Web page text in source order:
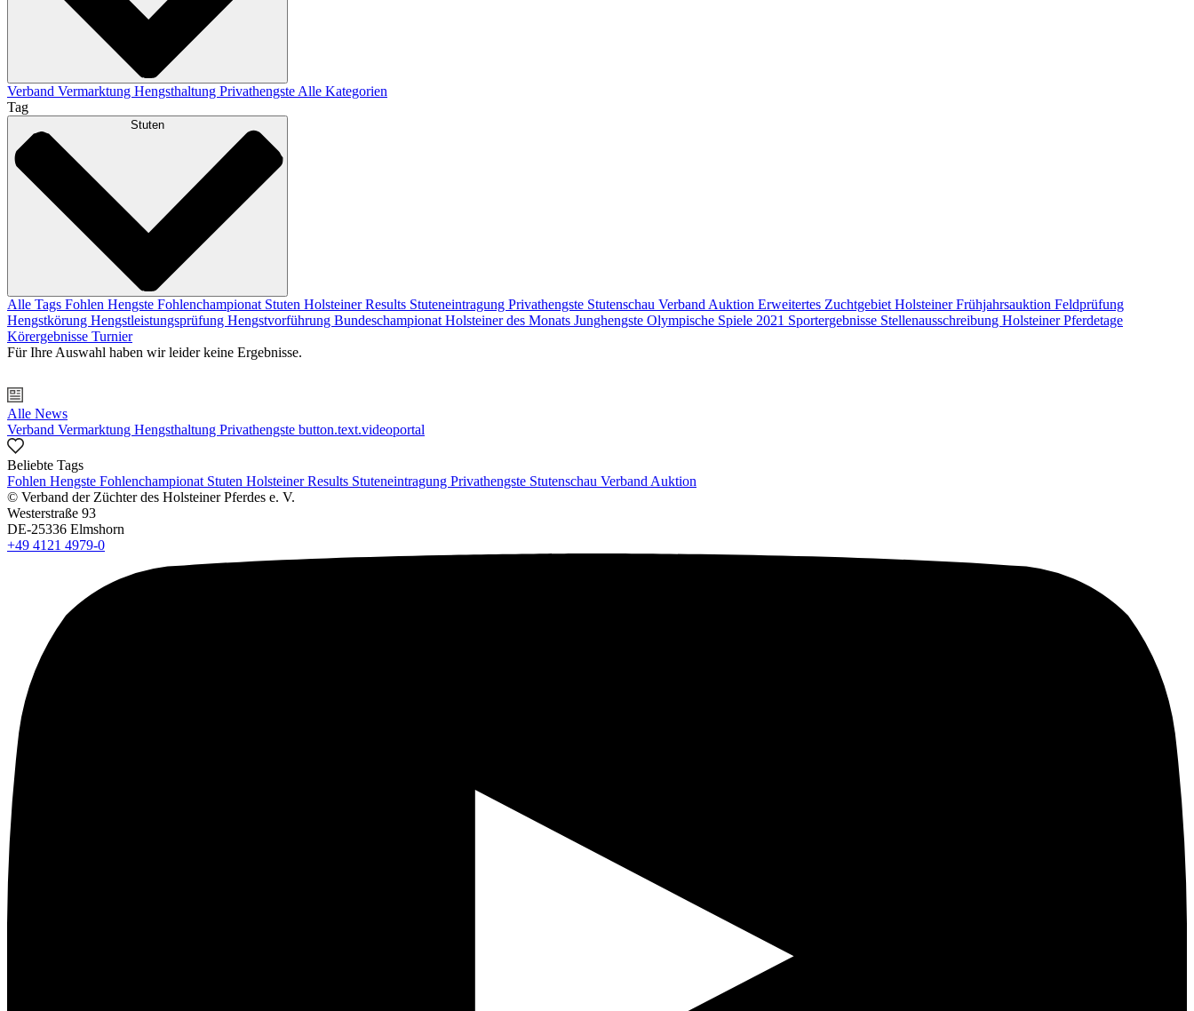
Verband Vermarktung Hengsthaltung Privathengste Alle Kategorien
Tag
Stuten
Alle Tags Fohlen Hengste Fohlenchampionat Stuten Holsteiner Results Stuteneintragung Privathengste Stutenschau Verband Auktion Erweitertes Zuchtgebiet Holsteiner Frühjahrsauktion Feldprüfung
Hengstkörung Hengstleistungsprüfung Hengstvorführung Bundeschampionat Holsteiner des Monats Junghengste Olympische Spiele 2021 Sportergebnisse Stellenausschreibung Holsteiner Pferdetage
Körergebnisse Turnier
Für Ihre Auswahl haben wir leider keine Ergebnisse.
Alle News
Verband Vermarktung Hengsthaltung Privathengste button.text.videoportal
Beliebte Tags
Fohlen Hengste Fohlenchampionat Stuten Holsteiner Results Stuteneintragung Privathengste Stutenschau Verband Auktion
© Verband der Züchter des Holsteiner Pferdes e. V.
Westerstraße 93
DE-25336 Elmshorn
+49 4121 4979-0